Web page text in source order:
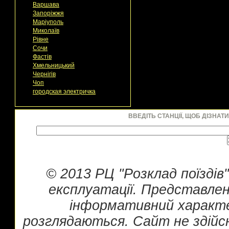
Варшава
Запоріжжя
Маріуполь
Миколаїв
Рівне
Сочи
Фастів
Хмельницький
Чернігів
Чоп
городская электричка
ВВЕДІТЬ СТАНЦІЇ, ЩОБ
© 2013 РЦ "Розклад
експлуатації.
інформативний
розглядаються. Сайт не